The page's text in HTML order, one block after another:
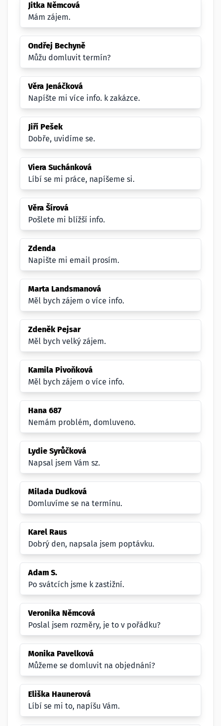
Jitka Němcová
Mám zájem.
Ondřej Bechyně
Můžu domluvit termín?
Věra Jenáčková
Napíšte mi více info. k zakázce.
Jiří Pešek
Dobře, uvidíme se.
Viera Suchánková
Líbí se mi práce, napíšeme si.
Věra Šírová
Pošlete mi blížší info.
Zdenda
Napište mi email prosím.
Marta Landsmanová
Měl bych zájem o více info.
Zdeněk Pejsar
Měl bych velký zájem.
Kamila Pivoňková
Měl bych zájem o více info.
Hana 687
Nemám problém, domluveno.
Lydie Syrůčková
Napsal jsem Vám sz.
Milada Dudková
Domluvíme se na termínu.
Karel Raus
Dobrý den, napsala jsem poptávku.
Adam S.
Po svátcích jsme k zastižní.
Veronika Němcová
Poslal jsem rozměry, je to v pořádku?
Monika Pavelková
Můžeme se domluvit na objednání?
Eliška Haunerová
Líbí se mi to, napíšu Vám.